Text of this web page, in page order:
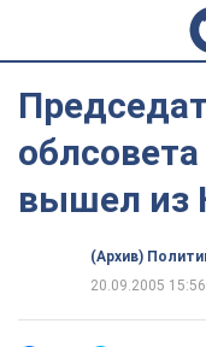
вышел из
(Архив)
20.09.2005 15:56